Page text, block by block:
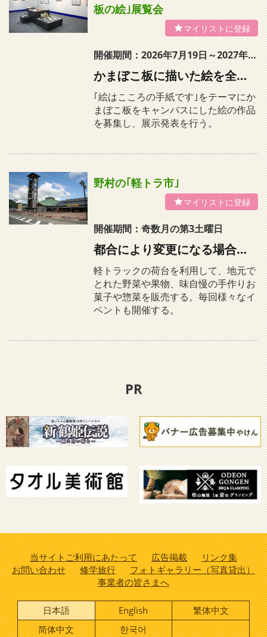
板の絵｣展覧会
開催期間：2026年7月19日～2027年1月11日
かまぼこ板に描いた絵を全国から募集する公募展
｢絵はこころの手紙です｣をテーマにか
まぼこ板をキャンバスにした絵の作品
を募集し、展示発表を行う。
野村の｢軽トラ市｣
開催期間：奇数月の第3土曜日
都合により変更になる場合あり
軽トラックの荷台を利用して、地元で
とれた野菜や果物、味自慢の手作りお
菓子や惣菜を販売する。毎回様々なイ
ベントも開催する。
PR
当サイトご利用にあたって 広告掲載
リンク集
お問い合わせ
修学旅行
フォトギャラリー（写真貸出）
事業者の皆さまへ
日本語 English
繁体中文
简体中文
한국어